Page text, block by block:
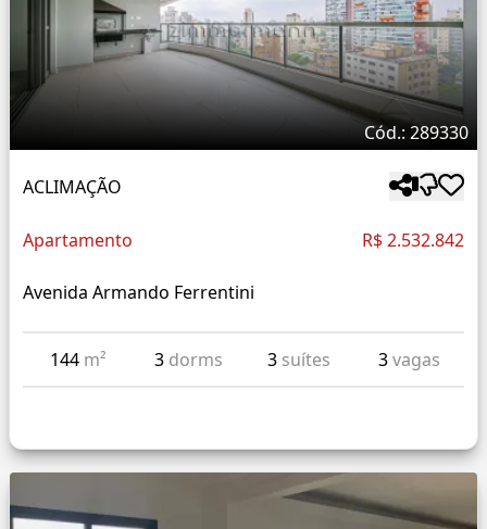
Cód.: 289330
ACLIMAÇÃO
Apartamento R$ 2.532.842
Avenida Armando Ferrentini
144 m² 3 dorms 3 suítes 3vagas